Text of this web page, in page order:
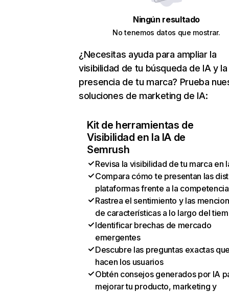
Ningún resultado
No tenemos datos que mostrar.
¿Necesitas ayuda para ampliar la
visibilidad de tu búsqueda de IA y la
presencia de tu marca? Prueba
soluciones de marketing de IA:
Kit de herramientas de
Visibilidad en la IA de
Semrush
Revisa la visibilidad de tu marca en
Compara cómo te presentan las
plataformas frente a la competencia
Rastrea el sentimiento y las
de características a lo largo del
Identificar brechas de mercado
emergentes
Descubre las preguntas exactas
hacen los usuarios
Obtén consejos generados por IA
mejorar tu producto, marketing y